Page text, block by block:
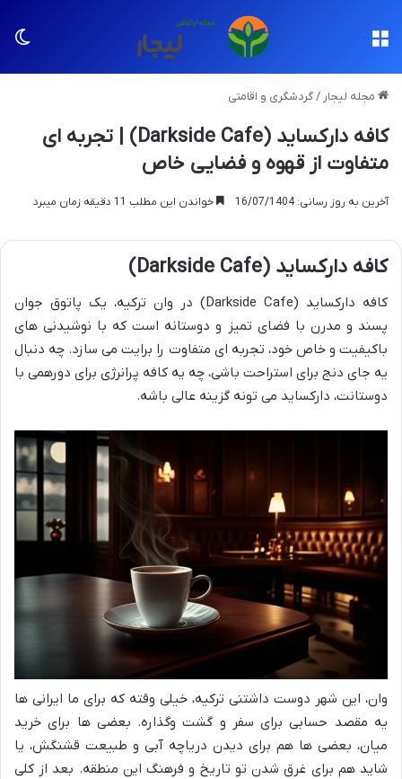
مجله لیجار /گردشگری و اقامتی
کافه دارکساید (Darkside Cafe) | تجربه ای
متفاوت از قهوه و فضایی خاص
آخرین به روز رسانی: 16/07/1404 خواندن این مطلب 11 دقیقه زمان میبرد
کافه دارکساید (Darkside Cafe)
کافه دارکساید (Darkside Cafe) در وان ترکیه، یک پاتوق جوان
پسند و مدرن با فضای تمیز و دوستانه است که با نوشیدنی های
باکیفیت و خاص خود، تجربه ای متفاوت را برایت می سازد. چه دنبال
یه جای دنج برای استراحت باشی، چه یه کافه پرانرژی برای دورهمی با
دوستانت، دارکساید می تونه گزینه عالی باشه.
وان، این شهر دوست داشتنی ترکیه، خیلی وقته که برای ما ایرانی ها
یه مقصد حسابی برای سفر و گشت وگذاره. بعضی ها برای خرید
میان، بعضی ها هم برای دیدن دریاچه آبی و طبیعت قشنگش، یا
شاید هم برای غرق شدن تو تاریخ و فرهنگ این منطقه. بعد از کلی